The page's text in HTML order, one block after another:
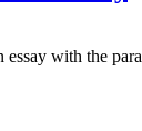
with the